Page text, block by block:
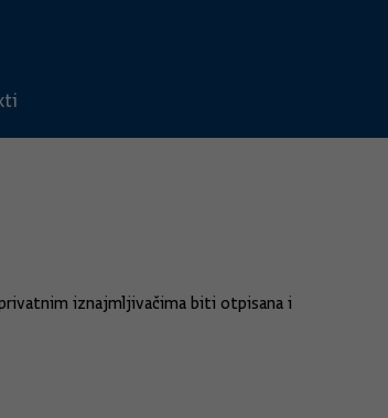
iznajmljivačima biti otpisana i